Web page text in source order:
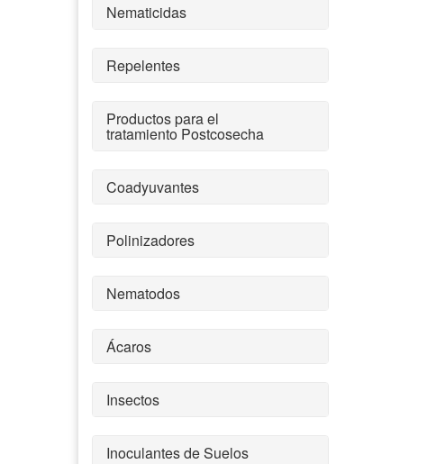
Nematicidas
Repelentes
Productos para el
tratamiento Postcosecha
Coadyuvantes
Polinizadores
Nematodos
Ácaros
Insectos
Inoculantes de Suelos